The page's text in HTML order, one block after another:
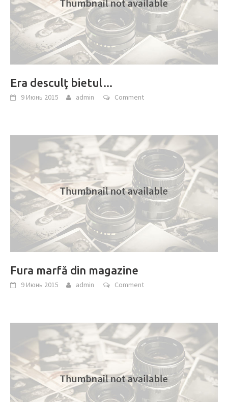
Era desculţ bietul…
9 Июнь 2015 admin Comment
Fura marfă din magazine
9 Июнь 2015 admin Comment